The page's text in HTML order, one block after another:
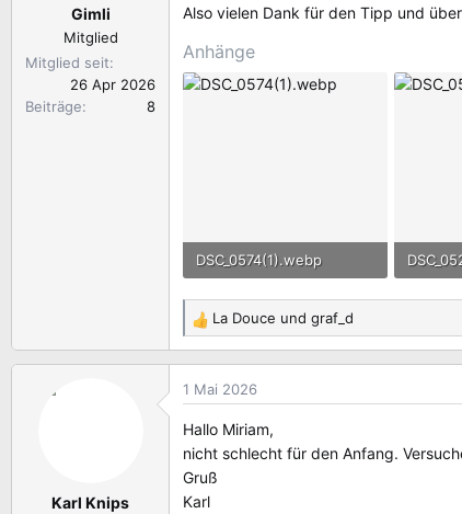
Gimli
Mitglied
Mitglied seit
26 Apr 2026
Beiträge
8
Also vielen Dank für den Tipp und
Anhänge
DSC_0574(1).webp
336.3 KB · Aufrufe: 6
76.2
R
e
a
k
i
o
n
e
La Douce und graf_d
Karl Knips
1 Mai 2026
Hallo Miriam,
nicht schlecht für den Anfang.
Gruß
Karl